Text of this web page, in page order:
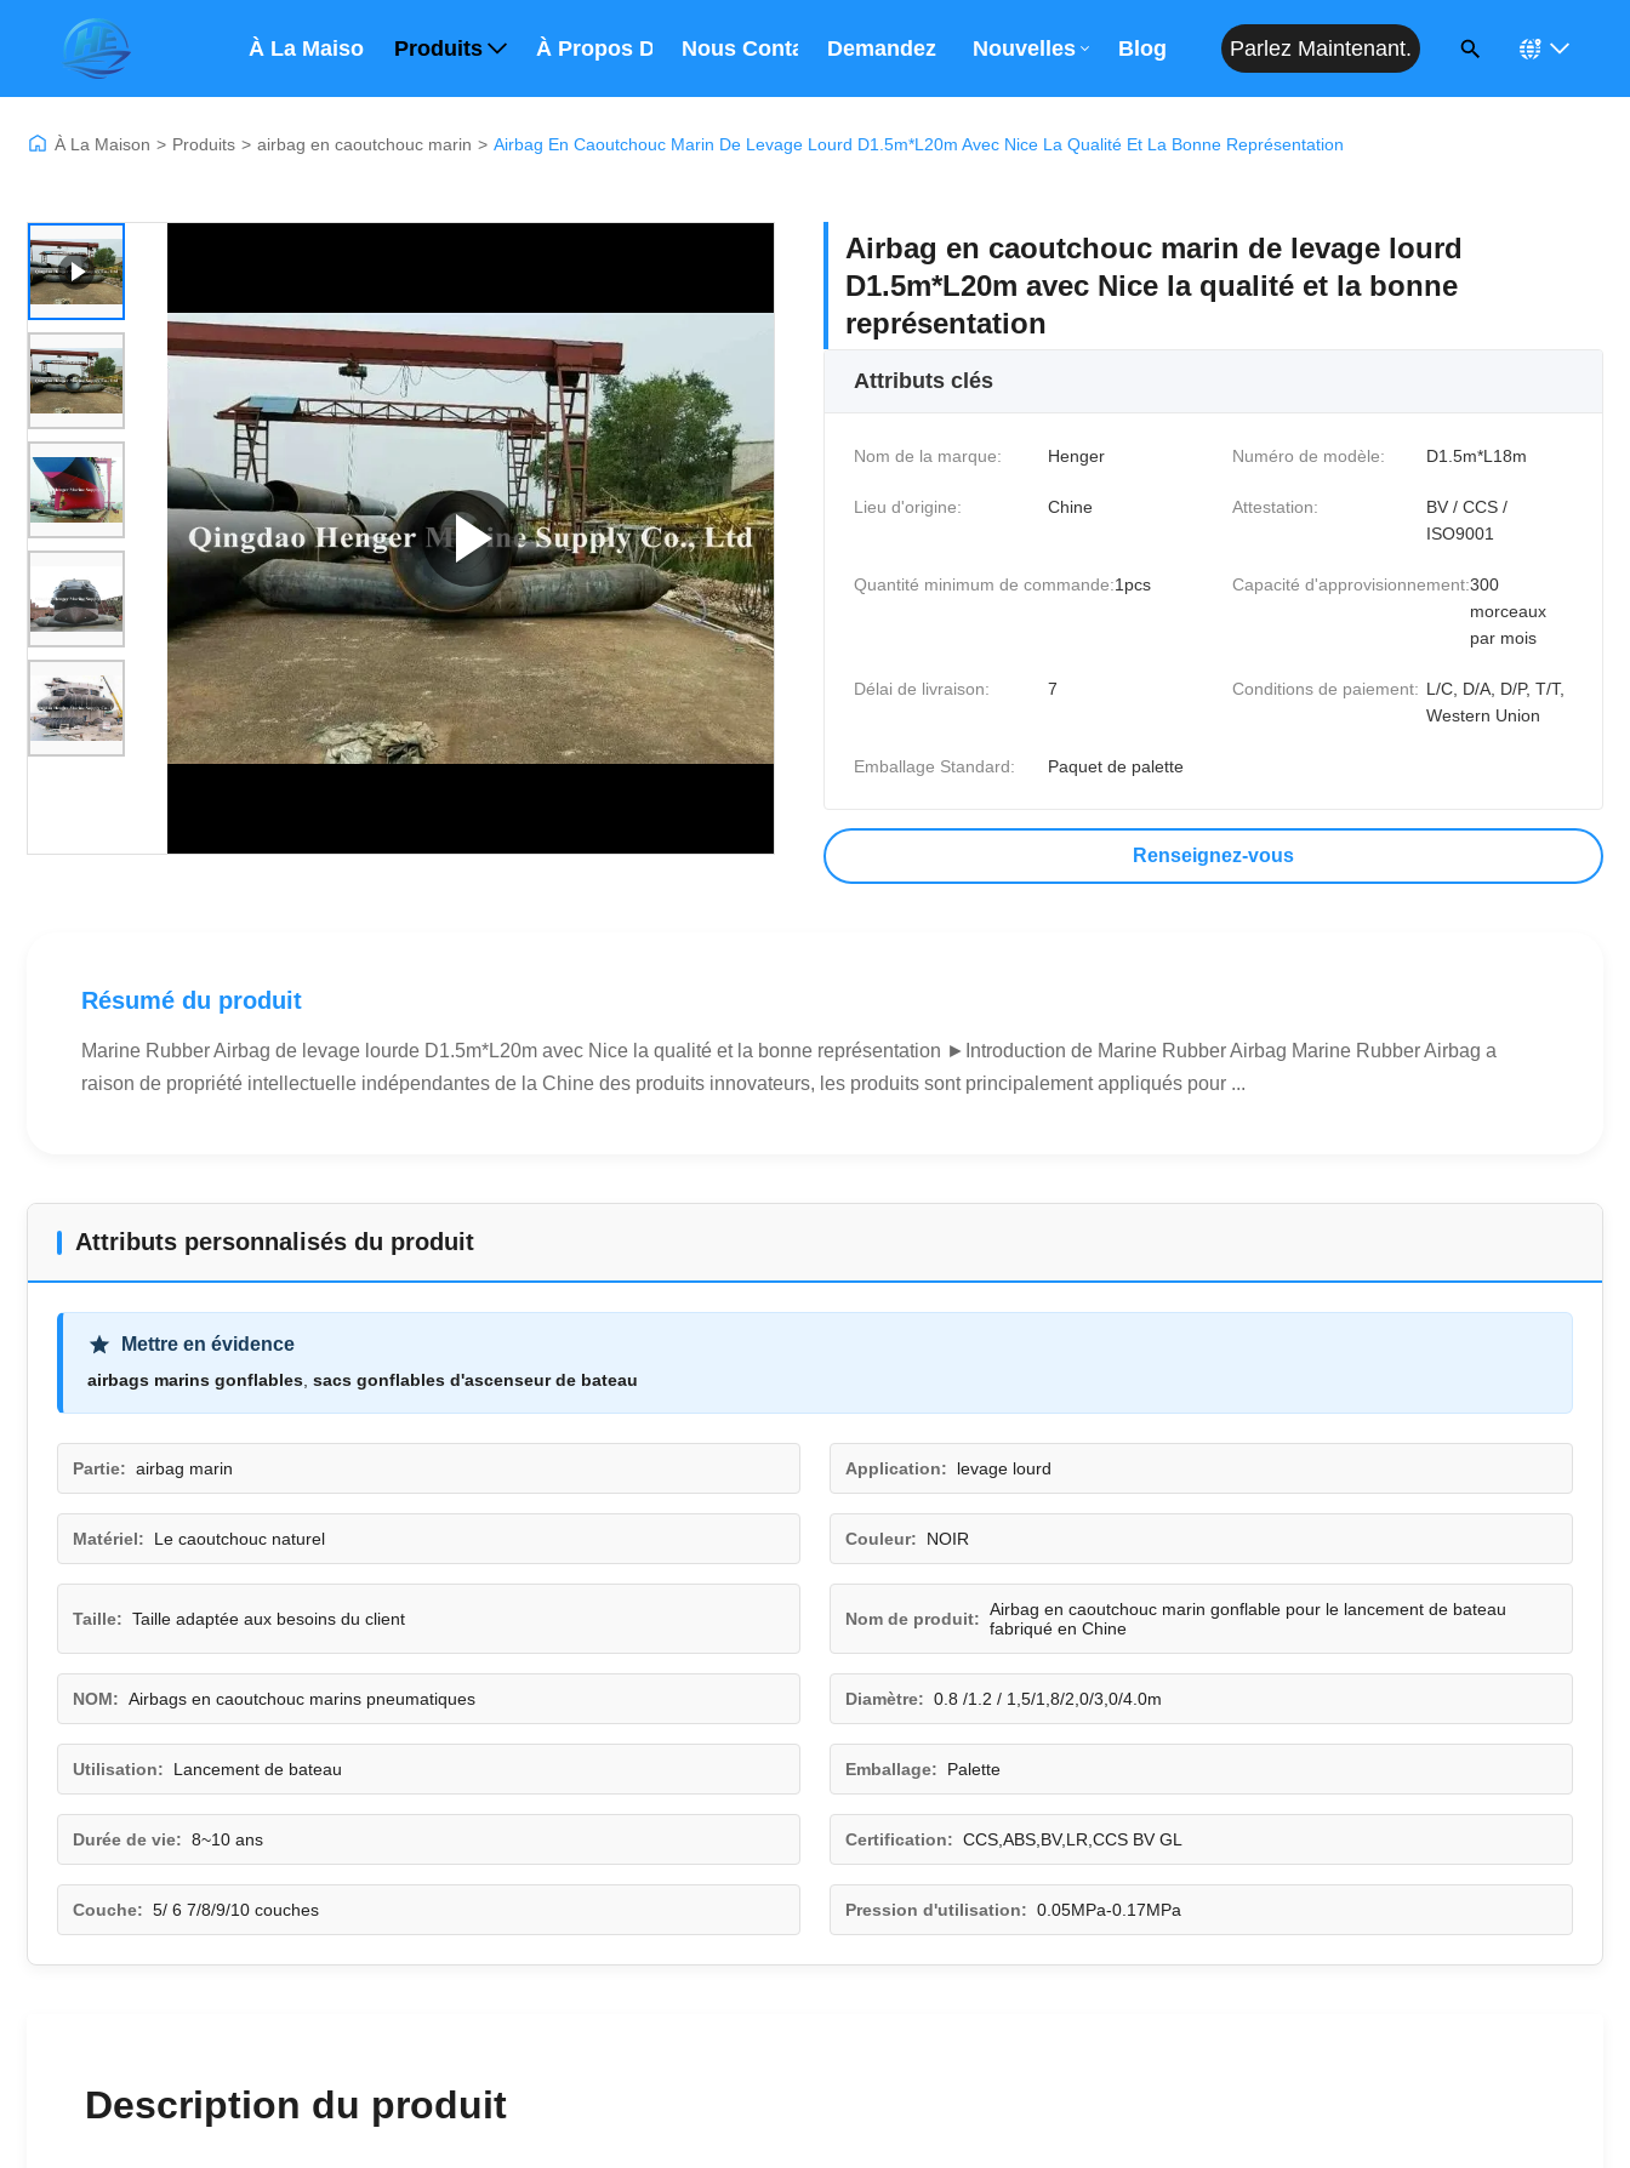
À La Maison Produits À Propos De NousNous ContacterDemandez Un Devis
Nouvelles Blog Parlez Maintenant.
À La Maison > Produits > airbag en caoutchouc marin > Airbag En Caoutchouc Marin De Levage Lourd D1.5m*L20m Avec Nice La Qualité Et La Bonne Représentation
Airbag en caoutchouc marin de levage lourd
D1.5m*L20m avec Nice la qualité et la bonne
représentation
Attributs clés
Nom de la marque: Henger Numéro de modèle: D1.5m*L18m
Lieu d'origine: Chine Attestation:
BV / CCS /
ISO9001
Quantité minimum de commande:1pcs Capacité d'approvisionnement:300
morceaux
par mois
Délai de livraison: 7 Conditions de paiement: L/C, D/A, D/P, T/T,
Western Union
Emballage Standard: Paquet de palette
Renseignez-vous
Résumé du produit
Marine Rubber Airbag de levage lourde D1.5m*L20m avec Nice la qualité et la bonne représentation ►Introduction de Marine Rubber Airbag Marine Rubber Airbag a
raison de propriété intellectuelle indépendantes de la Chine des produits innovateurs, les produits sont principalement appliqués pour ...
Attributs personnalisés du produit
Mettre en évidence
airbags marins gonflables sacs gonflables d'ascenseur de bateau
Partie: airbag marin Application: levage lourd
Matériel: Le caoutchouc naturel Couleur: NOIR
Taille: Taille adaptée aux besoins du client Nom de produit: Airbag en caoutchouc marin gonflable pour le lancement de bateau
fabriqué en Chine
NOM: Airbags en caoutchouc marins pneumatiques Diamètre: 0.8 /1.2 / 1,5/1,8/2,0/3,0/4.0m
Utilisation: Lancement de bateau Emballage: Palette
Durée de vie: 8~10 ans Certification: CCS,ABS,BV,LR,CCS BV GL
Couche: 5/ 6 7/8/9/10 couches Pression d'utilisation: 0.05MPa-0.17MPa
Description du produit